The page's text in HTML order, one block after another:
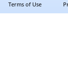
Terms of Use